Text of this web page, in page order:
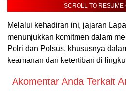
SCROLL TO RESUME
Melalui kehadiran ini, jajaran
menunjukkan komitmen dalam
Polri dan Polsus, khususnya
keamanan dan ketertiban di
Akomentar Anda Terkait